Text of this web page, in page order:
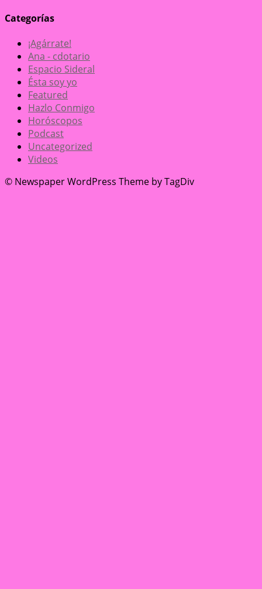
Categorías
¡Agárrate!
Ana - cdotario
Espacio Sideral
Ésta soy yo
Featured
Hazlo Conmigo
Horóscopos
Podcast
Uncategorized
Videos
© Newspaper WordPress Theme by TagDiv